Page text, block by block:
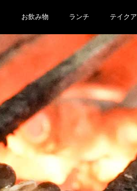
お飲み物 ランチ テイク